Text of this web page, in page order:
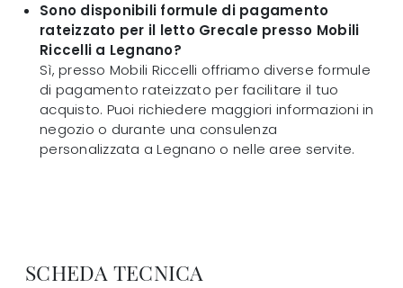
Sono disponibili formule di pagamento
rateizzato per il letto Grecale presso Mobili
Riccelli a Legnano?
Sì, presso Mobili Riccelli offriamo diverse formule
di pagamento rateizzato per facilitare il tuo
acquisto. Puoi richiedere maggiori informazioni in
negozio o durante una consulenza
personalizzata a Legnano o nelle aree servite.
SCHEDA TECNICA